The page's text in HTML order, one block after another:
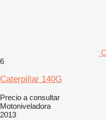
6
Caterpillar 140G
Precio a consultar
Motoniveladora
2013